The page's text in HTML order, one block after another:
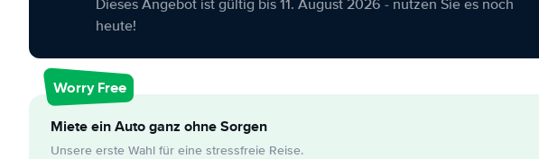
Dieses Angebot ist gültig bis 11. August 2026 - nutzen Sie es noch
heute!
Worry Free
Miete ein Auto ganz ohne Sorgen
Unsere erste Wahl für eine stressfreie Reise.